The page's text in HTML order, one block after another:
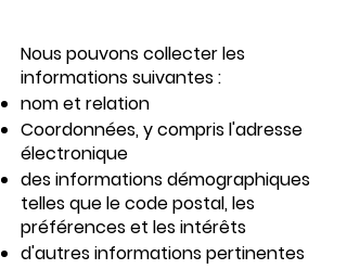
Nous pouvons collecter les
informations suivantes :
nom et relation
Coordonnées, y compris l'adresse
électronique
des informations démographiques
telles que le code postal, les
préférences et les intérêts
d'autres informations pertinentes